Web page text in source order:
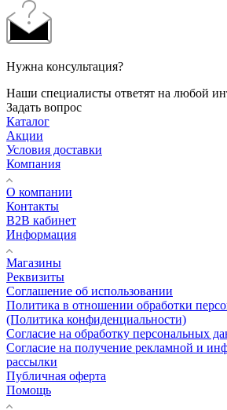
Нужна консультация?
Наши специалисты ответят на любой
Задать вопрос
Каталог
Акции
Условия доставки
Компания
О компании
Контакты
B2B кабинет
Информация
Магазины
Реквизиты
Соглашение об использовании
Политика в отношении обработки
(Политика конфиденциальности)
Согласие на обработку персональных
Согласие на получение рекламной и
рассылки
Публичная оферта
Помощь